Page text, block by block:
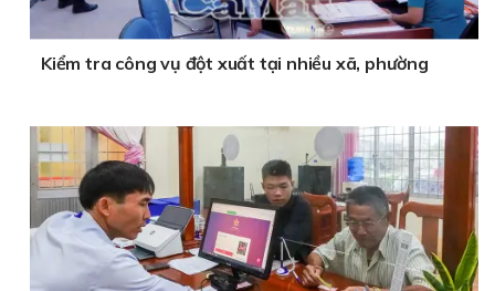
Kiểm tra công vụ đột xuất tại nhiều xã, phường